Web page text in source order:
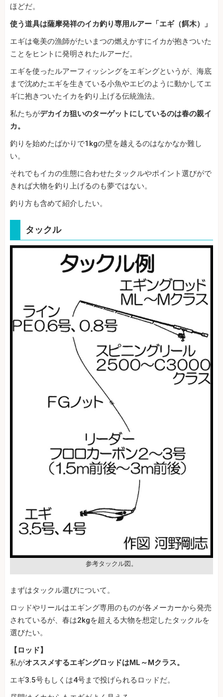
ほどだ。
使う道具は薩摩発祥のイカ釣り専用ルアー「エギ（餌木）」
エギは奄美の漁師がたいまつの燃えかすにイカが抱きついた
ことをヒントに発明されたルアーだ。
エギを使ったルアーフィッシングをエギングというが、海底
まで沈めたエギを生きている小魚やエビのように動かしてエ
ギに抱きついたイカを釣り上げる伝統漁法。
私たちがデカイカ狙いのターゲットにしているのは春の親イ
カ。
釣りを始めたばかりで1kgの壁を越えるのはなかなか難し
い。
それでもイカの生態に合わせたタックルやポイント選びがで
きれば大物を釣り上げるのも夢ではない。
釣り方も含めて紹介したい。
タックル
参考タックル図。
まずはタックル選びについて。
ロッドやリールはエギング専用のものが各メーカーから発売
されているが、春は2kgを超える大物を想定したタックルを
選びたい。
【ロッド】
私がオススメするエギングロッドはML～Mクラス。
エギ3.5号もしくは4号まで投げられるロッドだ。